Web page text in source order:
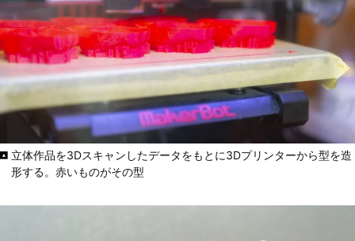
立体作品を3Dスキャンしたデータをもとに3Dプリンターから型を造
形する。赤いものがその型